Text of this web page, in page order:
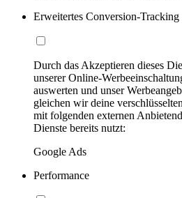
Erweitertes Conversion-Tracking
Durch das Akzeptieren dieses
unserer Online-
auswerten und unser
gleichen wir deine
mit folgenden externen
Dienste bereits nutzt:
Google Ads
Performance